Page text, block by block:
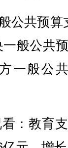
共预算
般公共
一般公
教育支